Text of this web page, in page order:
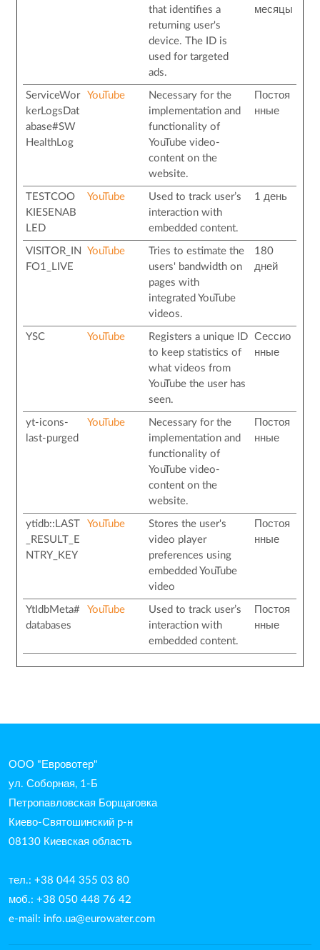
that identifies a
returning user's
device. The ID is
used for targeted
ads.
месяцы
ServiceWor
kerLogsDat
abase#SW
HealthLog
YouTube
Necessary for the
implementation and
functionality of
YouTube video-
content on the
website.
Постоя
нные
TESTCOO
KIESENAB
LED
YouTube
Used to track user’s
interaction with
embedded content.
1 день
VISITOR_IN
FO1_LIVE
YouTube
Tries to estimate the
users' bandwidth on
pages with
integrated YouTube
videos.
180
дней
YSC YouTube
Registers a unique ID
to keep statistics of
what videos from
YouTube the user has
seen.
Сессио
нные
yt-icons-
last-purged
YouTube
Necessary for the
implementation and
functionality of
YouTube video-
content on the
website.
Постоя
нные
ytidb::LAST
_RESULT_E
NTRY_KEY
YouTube
Stores the user's
video player
preferences using
embedded YouTube
video
Постоя
нные
YtIdbMeta#
databases
YouTube
Used to track user’s
interaction with
embedded content.
Постоя
нные
ООО "Евровотер"
ул. Соборная, 1-Б
Петропавловская Борщаговка
Киево-Святошинский р-н
08130 Киевская область
тел.: +38 044 355 03 80
моб.: +38 050 448 76 42
e-mail: info.ua@eurowater.com